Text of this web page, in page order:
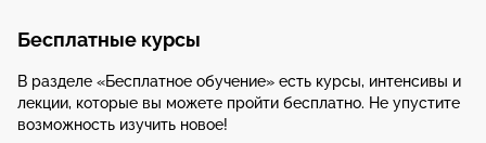
Бесплатные курсы
В разделе «Бесплатное обучение» есть курсы, интенсивы и
лекции, которые вы можете пройти бесплатно. Не упустите
возможность изучить новое!